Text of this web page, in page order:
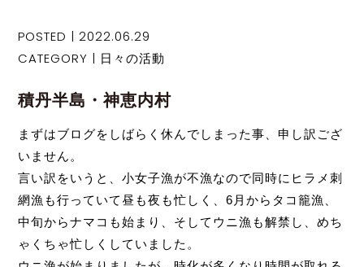
POSTED | 2022.06.29
CATEGORY | 日々の活動
積丹半島・神恵内村
まずはブログをしばらく休んでしまった事、申し訳ござ
いません。
言い訳をいうと、小女子漁が不漁なので同時にヒラメ刺
網漁も行っていて昼も夜も忙しく、6月からタコ籠漁、
中旬からナマコも始まり、そしてウニ漁も解禁し、めち
ゃくちゃ忙しくしていました。